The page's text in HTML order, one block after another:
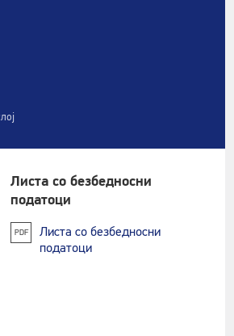
Листа со безбедносни
податоци
PDF
Листа со безбедносни
податоци